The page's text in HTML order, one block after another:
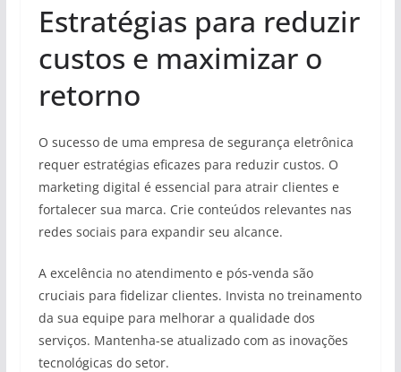
Estratégias para reduzir
custos e maximizar o
retorno
O sucesso de uma empresa de segurança eletrônica
requer estratégias eficazes para reduzir custos. O
marketing digital é essencial para atrair clientes e
fortalecer sua marca. Crie conteúdos relevantes nas
redes sociais para expandir seu alcance.
A excelência no atendimento e pós-venda são
cruciais para fidelizar clientes. Invista no treinamento
da sua equipe para melhorar a qualidade dos
serviços. Mantenha-se atualizado com as inovações
tecnológicas do setor.